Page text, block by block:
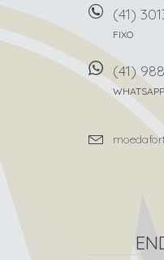
(41)
FIXO
(41)
WHATSAPP